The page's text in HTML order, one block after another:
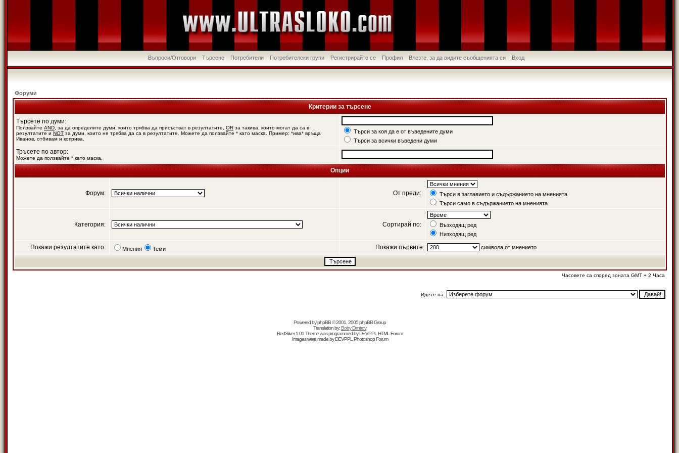
Въпроси/Отговори Търсене Потребители Потребителски групи Регистрирайте се Профил Влезте, за да видите съобщенията си Вход
Форуми
Критерии за търсене
Търсете по думи:
Ползвайте AND , за да определите думи, които трябва да присъстват в резултатите, OR за такива, които могат да са в
резултатите и NOT за думи, които не трябва да са в резултатите. Можете да ползвайте * като маска. Пример: *ива* връща
Иванов, отбивам и коприва.
Търси за коя да е от въведените думи
Търси за всички въведени думи
Тръсете по автор:
Можете да ползвайте * като маска.
Опции
Форум: От преди:
Търси в заглавието и съдържанието на мненията
Търси само в съдържанието на мненията
Категория: Сортирай по:
Възходящ ред
Низходящ ред
Покажи резултатите като: Мнения Теми Покажи първите символа от мнението
Часовете са според зоната GMT + 2 Часа
Идете на:
Powered byphpBB© 2001, 2005 phpBB Group
Translation by:Boby Dimitrov
RedSilver 1.01 Theme was programmed byDEVPPL HTML Forum
Images were made byDEVPPL Photoshop Forum